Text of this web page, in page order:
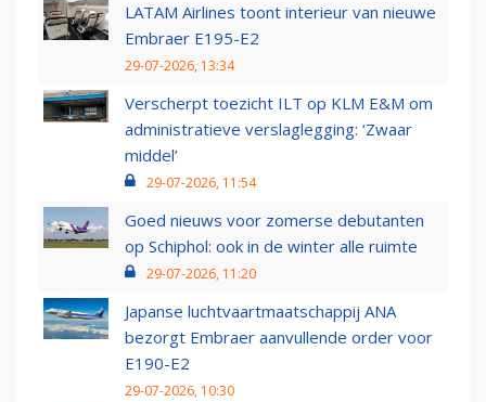
LATAM Airlines toont interieur van nieuwe
Embraer E195-E2
29-07-2026, 13:34
Verscherpt toezicht ILT op KLM E&M om
administratieve verslaglegging: ‘Zwaar
middel’
29-07-2026, 11:54
Goed nieuws voor zomerse debutanten
op Schiphol: ook in de winter alle ruimte
29-07-2026, 11:20
Japanse luchtvaartmaatschappij ANA
bezorgt Embraer aanvullende order voor
E190-E2
29-07-2026, 10:30